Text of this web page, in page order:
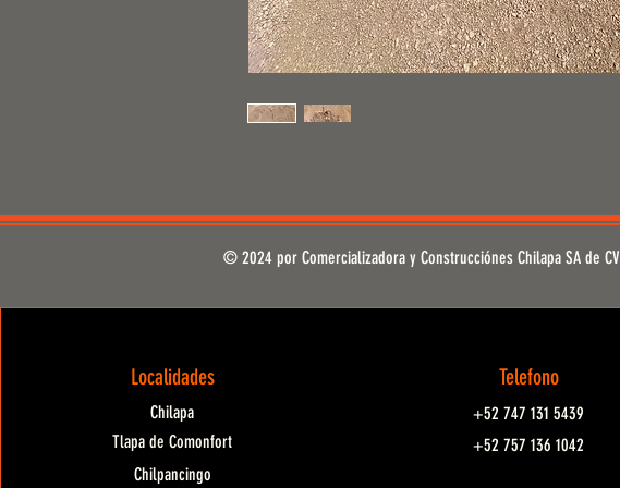
© 2024 por Comercializadora y Construcciónes Chilapa SA de CV
Localidades
Chilapa
Tlapa de Comonfort
Chilpancingo
Telefono
+52 747 131 5439
+52 757 136 1042